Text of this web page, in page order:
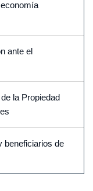
ante el
la Propiedad
beneficiarios de